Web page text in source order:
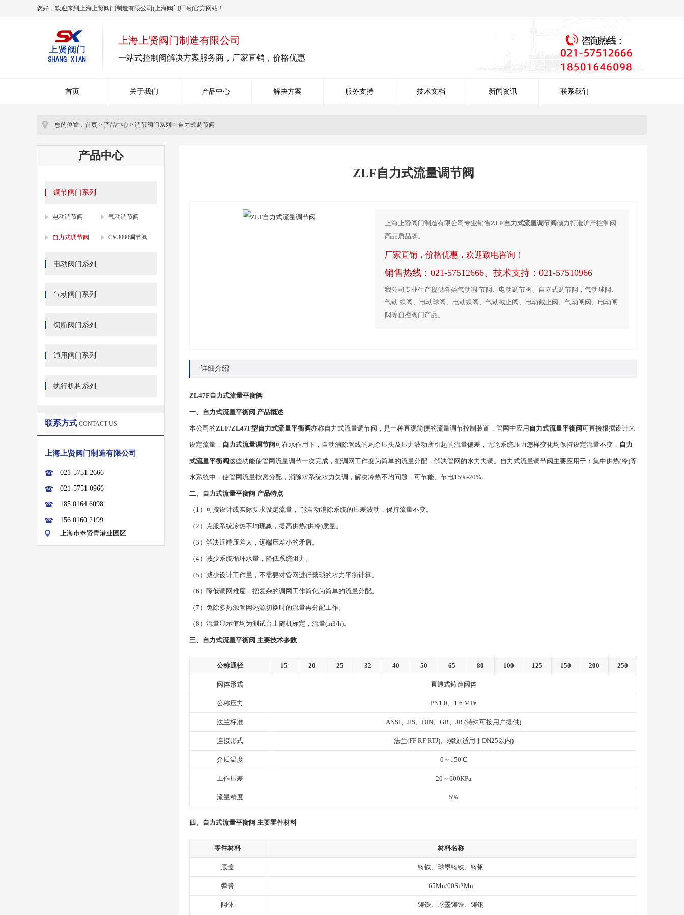
您好，欢迎来到上海上贤阀门制造有限公司(上海阀门厂商)官方网站！
上海上贤阀门制造有限公司
一站式控制阀解决方案服务商，厂家直销，价格优惠
首页 关于我们 产品中心 解决方案 服务支持 技术文档 新闻资讯 联系我们
您的位置： 首页 > 产品中心 > 调节阀门系列 > 自力式调节阀
产品中心
调节阀门系列
电动调节阀 气动调节阀
自力式调节阀 CV3000调节阀
电动阀门系列
气动阀门系列
切断阀门系列
通用阀门系列
执行机构系列
联系方式 CONTACT US
上海上贤阀门制造有限公司
021-5751 2666
021-5751 0966
185 0164 6098
156 0160 2199
上海市奉贤青港业园区
ZLF自力式流量调节阀
上海上贤阀门制造有限公司专业销售ZLF自力式流量调节阀倾力打造沪产控制阀
高品质品牌。
厂家直销，价格优惠，欢迎致电咨询！
销售热线：021-57512666、技术支持：021-57510966
我公司专业生产提供各类气动调 节阀、电动调节阀、自立式调节阀，气动球阀、
气动 蝶阀、电动球阀、电动蝶阀、气动截止阀、电动截止阀、气动闸阀、电动闸
阀等自控阀门产品。
详细介绍
ZL47F自力式流量平衡阀
一、自力式流量平衡阀 产品概述
本公司的ZLF/ZL47F型自力式流量平衡阀亦称自力式流量调节阀，是一种直观简便的流量调节控制装置，管网中应用 自力式流量平衡阀可直接根据设计来
设定流量， 自力式流量调节阀可在水作用下，自动消除管线的剩余压头及压力波动所引起的流量偏差，无论系统压力怎样变化均保持设定流量不变， 自力
式流量平衡阀这些功能使管网流量调节一次完成，把调网工作变为简单的流量分配，解决管网的水力失调。自力式流量调节阀主要应用于：集中供热(冷)等
水系统中，使管网流量按需分配，消除水系统水力失调，解决冷热不均问题，可节能、节电15%-20%。
二、自力式流量平衡阀 产品特点
（1）可按设计或实际要求设定流量， 能自动消除系统的压差波动，保持流量不变。
（2）克服系统冷热不均现象，提高供热(供冷)质量。
（3）解决近端压差大，远端压差小的矛盾。
（4）减少系统循环水量，降低系统阻力。
（5）减少设计工作量，不需要对管网进行繁琐的水力平衡计算。
（6）降低调网难度，把复杂的调网工作简化为简单的流量分配。
（7）免除多热源管网热源切换时的流量再分配工作。
（8）流量显示值均为测试台上随机标定，流量(m3/h)。
三、自力式流量平衡阀 主要技术参数
公称通径 15 20 25 32 40 50 65 80 100 125 150 200 250
阀体形式 直通式铸造阀体
公称压力 PN1.0、1.6 MPa
法兰标准 ANSI、JIS、DIN、GB、JB (特殊可按用户提供)
连接形式 法兰(FF RF RTJ)、螺纹(适用于DN25以内)
介质温度 0～150℃
工作压差 20～600KPa
流量精度 5%
四、自力式流量平衡阀 主要零件材料
零件材料 材料名称
底盖 铸铁、球墨铸铁、铸钢
弹簧 65Mn/60Si2Mn
阀体 铸铁、球墨铸铁、铸钢